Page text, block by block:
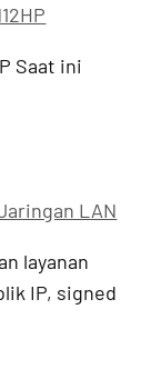
Saat ini
LAN
layanan
IP, signed